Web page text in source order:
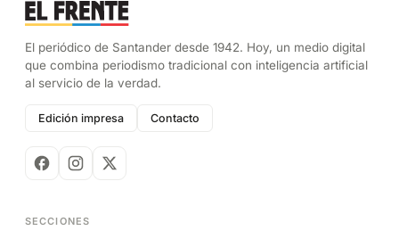
El periódico de Santander desde 1942. Hoy, un medio digital
que combina periodismo tradicional con inteligencia artificial
al servicio de la verdad.
Edición impresa Contacto
SECCIONES